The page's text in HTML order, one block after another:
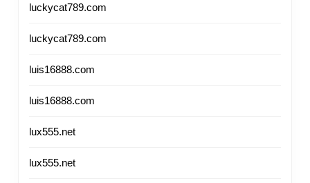
luckycat789.com
luckycat789.com
luis16888.com
luis16888.com
lux555.net
lux555.net